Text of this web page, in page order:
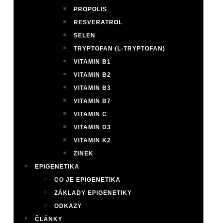
PROPOLIS
RESVERATROL
SELEN
TRYPTOFAN (L-TRYPTOFAN)
VITAMIN B1
VITAMIN B2
VITAMIN B3
VITAMIN B7
VITAMIN C
VITAMIN D3
VITAMIN K2
ZINEK
EPIGENETIKA
CO JE EPIGENETIKA
ZÁKLADY EPIGENETIKY
ODKAZY
ČLÁNKY